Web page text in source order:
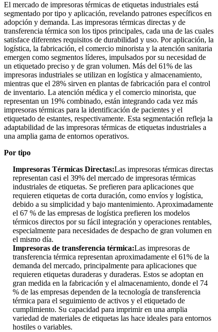
El mercado de impresoras térmicas de etiquetas industriales está
segmentado por tipo y aplicación, revelando patrones específicos en
adopción y demanda. Las impresoras térmicas directas y de
transferencia térmica son los tipos principales, cada una de las cuales
satisface diferentes requisitos de durabilidad y uso. Por aplicación, la
logística, la fabricación, el comercio minorista y la atención sanitaria
emergen como segmentos líderes, impulsados ​​por su necesidad de
un etiquetado preciso y de gran volumen. Más del 61% de las
impresoras industriales se utilizan en logística y almacenamiento,
mientras que el 28% sirven en plantas de fabricación para el control
de inventario. La atención médica y el comercio minorista, que
representan un 19% combinado, están integrando cada vez más
impresoras térmicas para la identificación de pacientes y el
etiquetado de estantes, respectivamente. Esta segmentación refleja la
adaptabilidad de las impresoras térmicas de etiquetas industriales a
una amplia gama de entornos operativos.
Por tipo
Impresoras Térmicas Directas:Las impresoras térmicas directas
representan casi el 39% del mercado de impresoras térmicas
industriales de etiquetas. Se prefieren para aplicaciones que
requieren etiquetas de corta duración, como envíos y logística,
debido a su simplicidad y bajo mantenimiento. Aproximadamente
el 67 % de las empresas de logística prefieren los modelos
térmicos directos por su fácil integración y operaciones rentables,
especialmente para necesidades de despacho de gran volumen en
el mismo día.
Impresoras de transferencia térmica:Las impresoras de
transferencia térmica representan aproximadamente el 61% de la
demanda del mercado, principalmente para aplicaciones que
requieren etiquetas duraderas y duraderas. Estos se adoptan en
gran medida en la fabricación y el almacenamiento, donde el 74
% de las empresas dependen de la tecnología de transferencia
térmica para el seguimiento de activos y el etiquetado de
cumplimiento. Su capacidad para imprimir en una amplia
variedad de materiales de etiquetas las hace ideales para entornos
hostiles o variables.